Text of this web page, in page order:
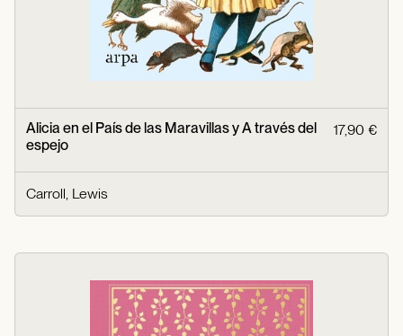
Alicia en el País de las Maravillas y A través del
espejo
17,90 €
Carroll, Lewis